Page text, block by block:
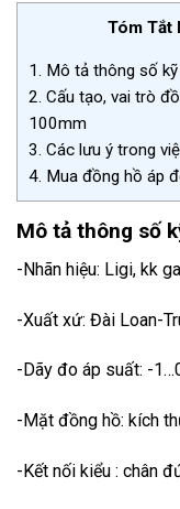
Tóm Tắt
1. Mô tả thông số
2. Cấu tạo, vai trò
100mm
3. Các lưu ý trong
4. Mua đồng hồ áp
Mô tả thông số
-Nhãn hiệu: Ligi, kk
-Xuất xứ: Đài Loan-
-Dãy đo áp suất: -
-Mặt đồng hồ: kích
-Kết nối kiểu : chân